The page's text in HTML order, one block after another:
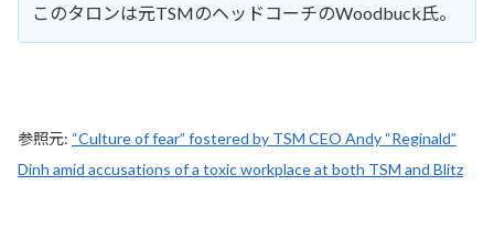
このタロンは元TSMのヘッドコーチのWoodbuck氏。
参照元: “Culture of fear” fostered by TSM CEO Andy “Reginald”
Dinh amid accusations of a toxic workplace at both TSM and Blitz